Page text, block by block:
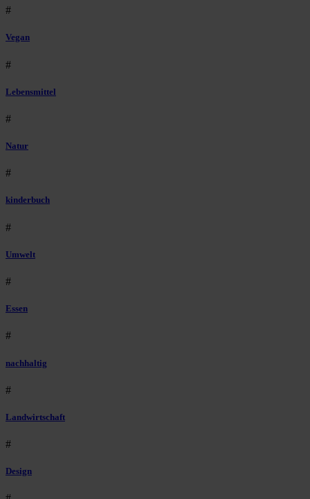
#
Vegan
#
Lebensmittel
#
Natur
#
kinderbuch
#
Umwelt
#
Essen
#
nachhaltig
#
Landwirtschaft
#
Design